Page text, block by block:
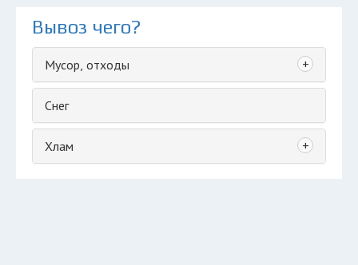
Вывоз чего?
Мусор, отходы +
Снег
Хлам +